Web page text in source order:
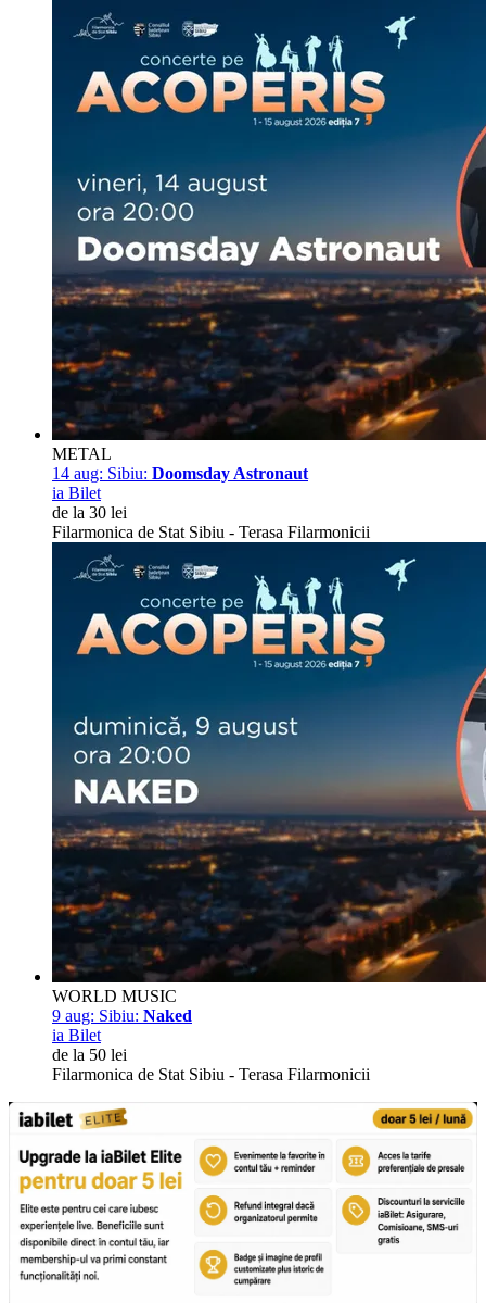
METAL
14 aug: Sibiu: Doomsday Astronaut
ia Bilet
de la 30 lei
Filarmonica de Stat Sibiu - Terasa Filarmonicii
WORLD MUSIC
9 aug: Sibiu: Naked
ia Bilet
de la 50 lei
Filarmonica de Stat Sibiu - Terasa Filarmonicii